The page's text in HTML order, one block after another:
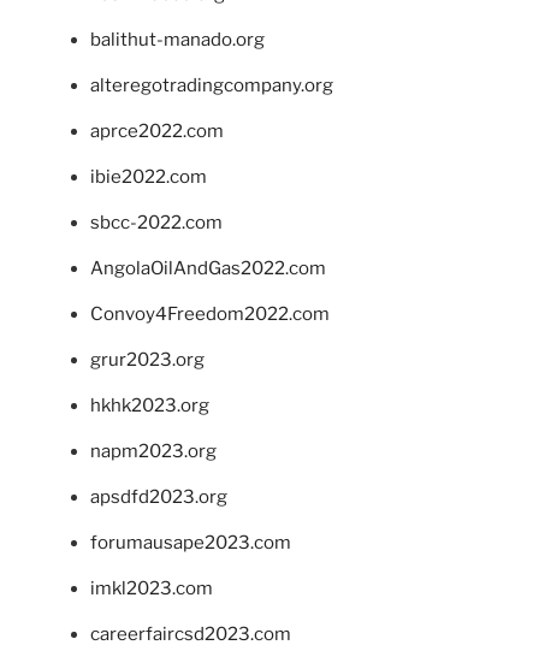
balithut-manado.org
alteregotradingcompany.org
aprce2022.com
ibie2022.com
sbcc-2022.com
AngolaOilAndGas2022.com
Convoy4Freedom2022.com
grur2023.org
hkhk2023.org
napm2023.org
apsdfd2023.org
forumausape2023.com
imkl2023.com
careerfaircsd2023.com